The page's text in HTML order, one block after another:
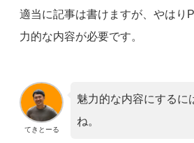
適当に記事は書けますが、やはり
力的な内容が必要です。
てきとーる
魅力的な内容にするに
ね。